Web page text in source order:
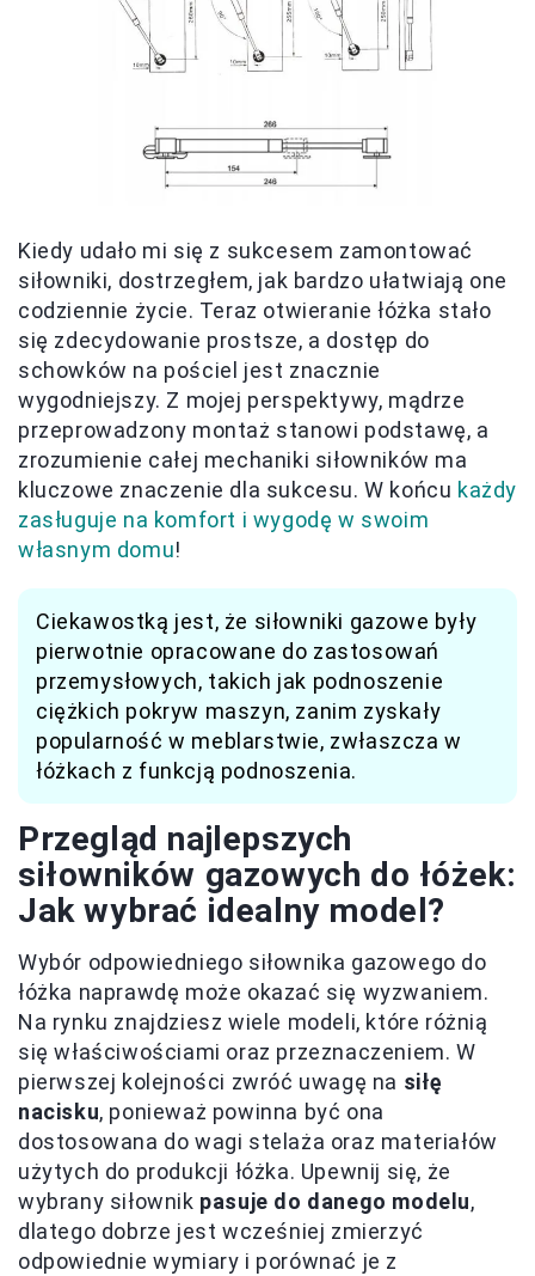
Kiedy udało mi się z sukcesem zamontować
siłowniki, dostrzegłem, jak bardzo ułatwiają one
codziennie życie. Teraz otwieranie łóżka stało
się zdecydowanie prostsze, a dostęp do
schowków na pościel jest znacznie
wygodniejszy. Z mojej perspektywy, mądrze
przeprowadzony montaż stanowi podstawę, a
zrozumienie całej mechaniki siłowników ma
kluczowe znaczenie dla sukcesu. W końcu każdy
zasługuje na komfort i wygodę w swoim
własnym domu!
Ciekawostką jest, że siłowniki gazowe były
pierwotnie opracowane do zastosowań
przemysłowych, takich jak podnoszenie
ciężkich pokryw maszyn, zanim zyskały
popularność w meblarstwie, zwłaszcza w
łóżkach z funkcją podnoszenia.
Przegląd najlepszych
siłowników gazowych do łóżek:
Jak wybrać idealny model?
Wybór odpowiedniego siłownika gazowego do
łóżka naprawdę może okazać się wyzwaniem.
Na rynku znajdziesz wiele modeli, które różnią
się właściwościami oraz przeznaczeniem. W
pierwszej kolejności zwróć uwagę na siłę
nacisku, ponieważ powinna być ona
dostosowana do wagi stelaża oraz materiałów
użytych do produkcji łóżka. Upewnij się, że
wybrany siłownik pasuje do danego modelu,
dlatego dobrze jest wcześniej zmierzyć
odpowiednie wymiary i porównać je z